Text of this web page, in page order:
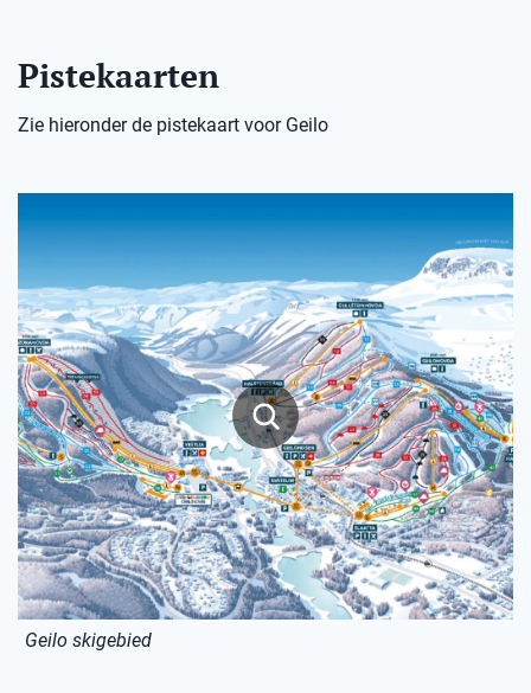
Pistekaarten
Zie hieronder de pistekaart voor Geilo
Geilo skigebied